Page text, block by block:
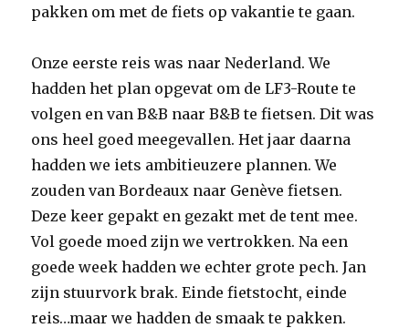
pakken om met de fiets op vakantie te gaan.
Onze eerste reis was naar Nederland. We
hadden het plan opgevat om de LF3-Route te
volgen en van B&B naar B&B te fietsen. Dit was
ons heel goed meegevallen. Het jaar daarna
hadden we iets ambitieuzere plannen. We
zouden van Bordeaux naar Genève fietsen.
Deze keer gepakt en gezakt met de tent mee.
Vol goede moed zijn we vertrokken. Na een
goede week hadden we echter grote pech. Jan
zijn stuurvork brak. Einde fietstocht, einde
reis…maar we hadden de smaak te pakken.